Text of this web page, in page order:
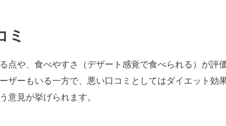
ミ
点や、食べやすさ（デザート感覚で食べられる）が評
ザーもいる一方で、悪い口コミとしてはダイエット効
意見が挙げられます。